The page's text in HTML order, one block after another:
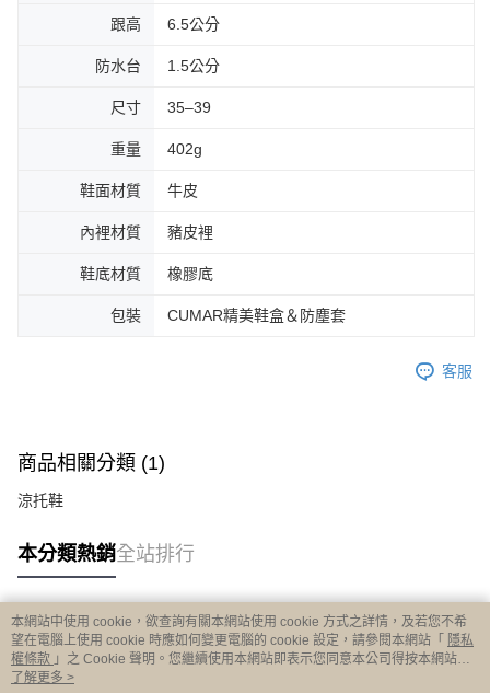
跟高 6.5公分
防水台 1.5公分
尺寸 35–39
重量 402g
鞋面材質 牛皮
內裡材質 豬皮裡
鞋底材質 橡膠底
包裝 CUMAR精美鞋盒＆防塵套
客服
商品相關分類 (1)
涼托鞋
本分類熱銷全站排行
熱門標籤
本網站中使用 cookie，欲查詢有關本網站使用 cookie 方式之詳情，及若您不希
望在電腦上使用 cookie 時應如何變更電腦的 cookie 設定，請參閱本網站「 隱私
權條款 」之 Cookie 聲明。您繼續使用本網站即表示您同意本公司得按本網站使
用條款之 Cookie 聲明使用 cookie。
了解更多 >